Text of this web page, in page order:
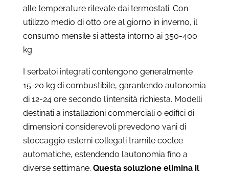
alle temperature rilevate dai termostati. Con
utilizzo medio di otto ore al giorno in inverno, il
consumo mensile si attesta intorno ai 350-400
kg.
I serbatoi integrati contengono generalmente
15-20 kg di combustibile, garantendo autonomia
di 12-24 ore secondo l’intensità richiesta. Modelli
destinati a installazioni commerciali o edifici di
dimensioni considerevoli prevedono vani di
stoccaggio esterni collegati tramite coclee
automatiche, estendendo l’autonomia fino a
diverse settimane. Questa soluzione elimina il